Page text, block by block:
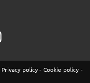
Privacy policy-Cookie policy -